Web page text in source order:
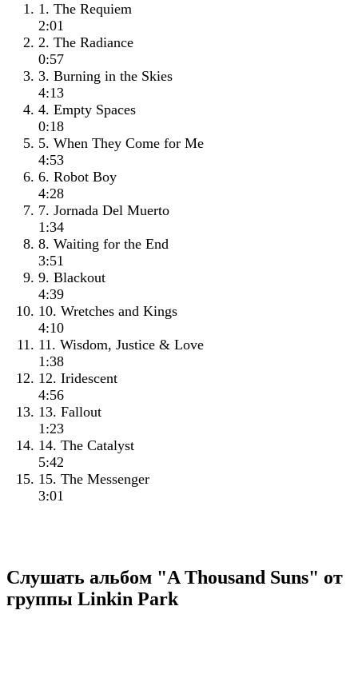
1. The Requiem
2:01
2. The Radiance
0:57
3. Burning in the Skies
4:13
4. Empty Spaces
0:18
5. When They Come for Me
4:53
6. Robot Boy
4:28
7. Jornada Del Muerto
1:34
8. Waiting for the End
3:51
9. Blackout
4:39
10. Wretches and Kings
4:10
11. Wisdom, Justice & Love
1:38
12. Iridescent
4:56
13. Fallout
1:23
14. The Catalyst
5:42
15. The Messenger
3:01
Слушать альбом "A Thousand Suns" от
группы Linkin Park